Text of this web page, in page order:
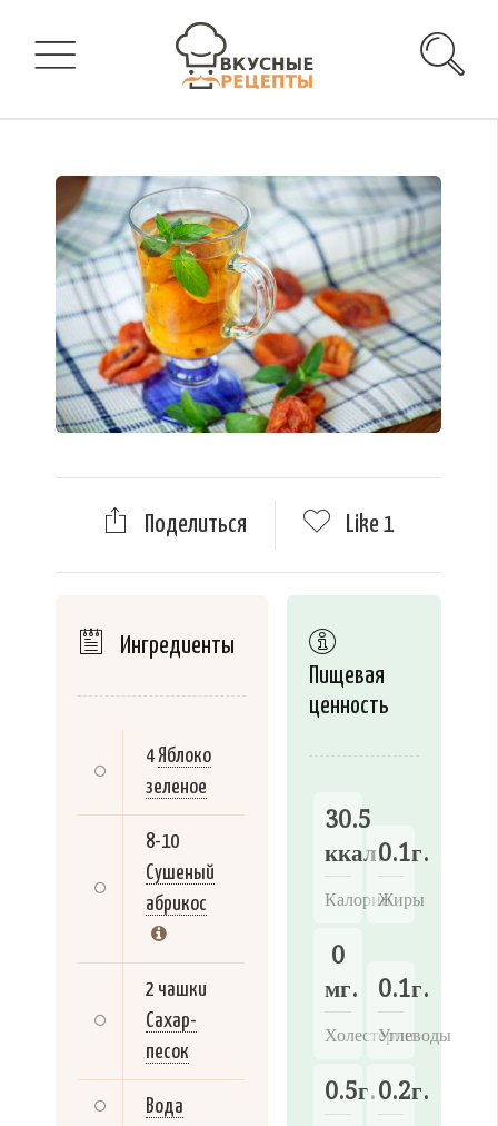
Поделиться Like 1
Ингредиенты
4Яблоко
зеленое
8-10
Сушеный
абрикос
2 чашки
Сахар-
песок
Вода
Пищевая
ценность
30.5
ккал.
Калории
0.1г.
Жиры
0
мг.
Холестерин
0.1г.
Углеводы
0.5г.0.2г.